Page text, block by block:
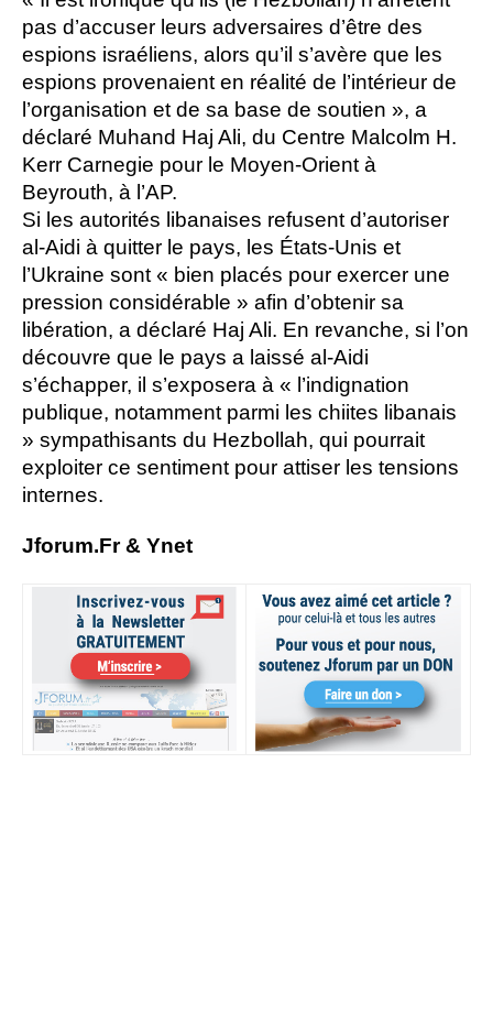
pas d’accuser leurs adversaires d’être des
espions israéliens, alors qu’il s’avère que les
espions provenaient en réalité de l’intérieur de
l’organisation et de sa base de soutien », a
déclaré Muhand Haj Ali, du Centre Malcolm H.
Kerr Carnegie pour le Moyen-Orient à
Beyrouth, à l’AP.
Si les autorités libanaises refusent d’autoriser
al-Aidi à quitter le pays, les États-Unis et
l’Ukraine sont « bien placés pour exercer une
pression considérable » afin d’obtenir sa
libération, a déclaré Haj Ali. En revanche, si l’on
découvre que le pays a laissé al-Aidi
s’échapper, il s’exposera à « l’indignation
publique, notamment parmi les chiites libanais
» sympathisants du Hezbollah, qui pourrait
exploiter ce sentiment pour attiser les tensions
internes.
Jforum.Fr & Ynet